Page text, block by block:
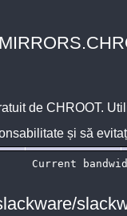
de CHROOT.
și să